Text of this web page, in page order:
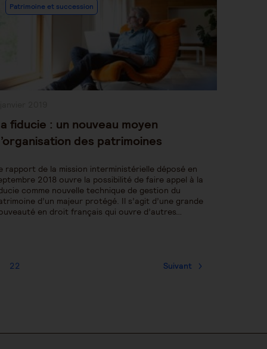
Patrimoine et succession
fiducie : un nouveau moyen
des patrimoines
rapport de la mission interministérielle déposé en
2018 ouvre la possibilité de faire appel à la
comme nouvelle technique de gestion du
d’un majeur protégé. Il s’agit d’une grande
en droit français qui ouvre d’autres…
22 Suivant